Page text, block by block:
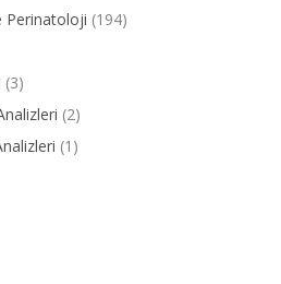
Perinatoloji (194)
(3)
(2)
(1)